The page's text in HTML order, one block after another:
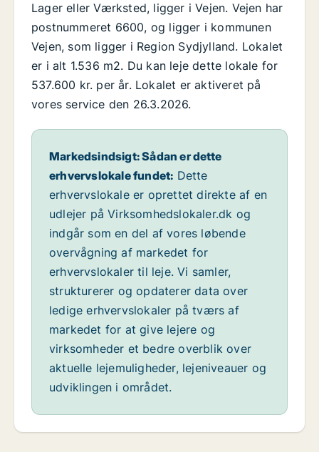
Lager eller Værksted, ligger i Vejen. Vejen har
postnummeret 6600, og ligger i kommunen
Vejen, som ligger i Region Sydjylland. Lokalet
er i alt 1.536 m2. Du kan leje dette lokale for
537.600 kr. per år. Lokalet er aktiveret på
vores service den 26.3.2026.
Markedsindsigt: Sådan er dette
erhvervslokale fundet: Dette
erhvervslokale er oprettet direkte af en
udlejer på Virksomhedslokaler.dk og
indgår som en del af vores løbende
overvågning af markedet for
erhvervslokaler til leje. Vi samler,
strukturerer og opdaterer data over
ledige erhvervslokaler på tværs af
markedet for at give lejere og
virksomheder et bedre overblik over
aktuelle lejemuligheder, lejeniveauer og
udviklingen i området.